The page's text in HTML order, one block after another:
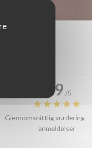
4.9 /5
Gjennomsnittlig vurdering —
anmeldelser